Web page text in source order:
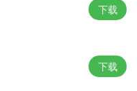
下载
下载